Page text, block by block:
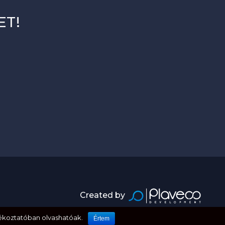
Created by
olvashatóak. Értem